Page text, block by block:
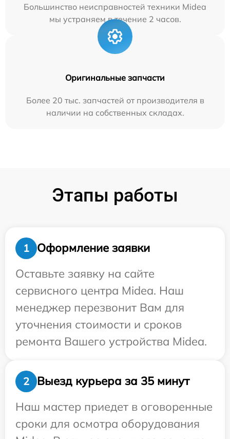
Большинство неисправностей техники Midea
мы устраняем в течение 2 часов.
Оригинальные запчасти
Более 20 тыс. запчастей от производителя в
наличии на собственных складах.
Этапы работы
1
Оформление заявки
Оставьте заявку на сайте
сервисного центра Midea. Наш
менеджер перезвонит Вам для
уточнения стоимости и сроков
ремонта Вашего устройства Midea.
2
Выезд курьера за 35 минут
Наш мастер приедет в оговоренные
сроки для осмотра оборудования